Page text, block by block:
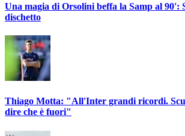
Una magia di Orsolini beffa la Samp al 90':
dischetto
Thiago Motta: "All'Inter grandi ricordi.
dire che è fuori"